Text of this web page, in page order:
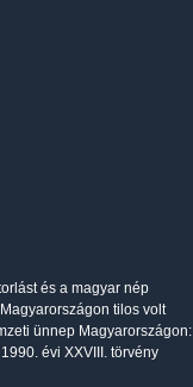
és a magyar nép
tilos volt
ünnep Magyarországon:
évi XXVIII. törvény